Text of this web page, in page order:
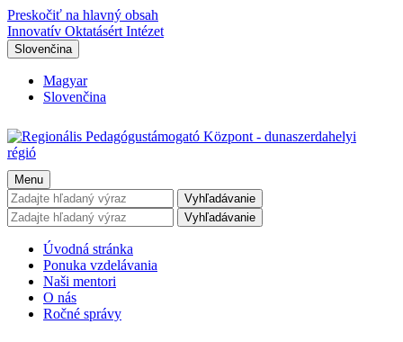
Preskočiť na hlavný obsah
Innovatív Oktatásért Intézet
Slovenčina
Magyar
Slovenčina
Menu
Vyhľadávanie
Vyhľadávanie
Úvodná stránka
Ponuka vzdelávania
Naši mentori
O nás
Ročné správy